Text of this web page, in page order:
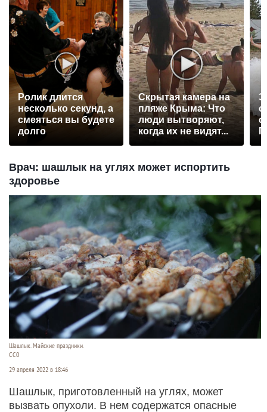
Ролик длится
несколько секунд, а
смеяться вы будете
долго
Скрытая камера на
пляже Крыма: Что
люди вытворяют,
когда их не видят...
Врач: шашлык на углях может испортить
здоровье
Шашлык. Майские праздники.
CC0
29 апреля 2022 в 18:46
Шашлык, приготовленный на углях, может
вызвать опухоли. В нем содержатся опасные